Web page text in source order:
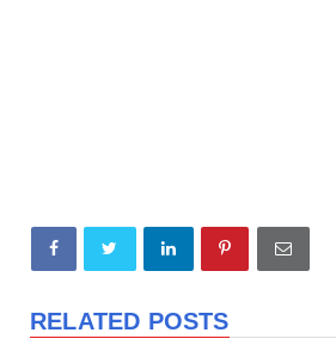
RELATED POSTS